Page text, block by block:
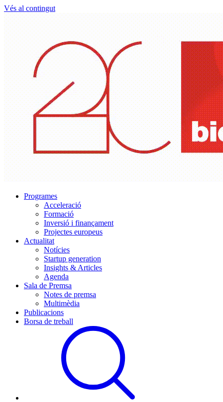
Vés al contingut
Programes
Acceleració
Formació
Inversió i finançament
Projectes europeus
Actualitat
Notícies
Startup generation
Insights & Articles
Agenda
Sala de Premsa
Notes de premsa
Multimèdia
Publicacions
Borsa de treball